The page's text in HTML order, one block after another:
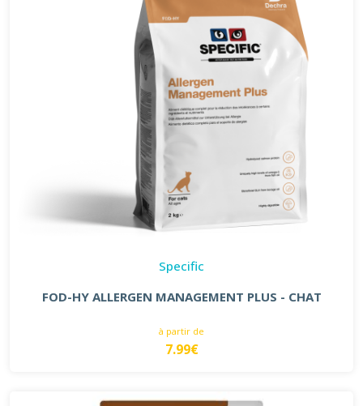
Specific
FOD-HY ALLERGEN MANAGEMENT PLUS - CHAT
à partir de
7.99€